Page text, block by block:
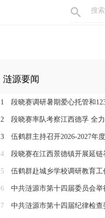
涟源要闻
1 段晓赛调研暑期爱心托管和12345热线“领导接听日”工作：在办好民生实事中
2 段晓赛率队考察江西德孚 全力推动11.8亿元循环经
3 伍鹤群主持召开2026-2027年度项目
4 段晓赛在江西景德镇开展延链补链强链招商 围绕“三
5 伍鹤群赴城乡学校调研教育工作 凝心聚力推动涟
6 中共涟源市第十四届委员会举行第一次全体会议 段晓赛当选市委书记 伍鹤
7 中共涟源市第十四届纪律检查委员会举行第